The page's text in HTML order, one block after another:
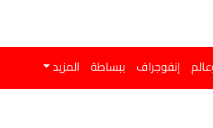
إنفوجراف ببساطة المزيد